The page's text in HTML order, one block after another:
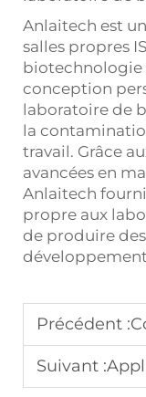
Anlaitech est
salles propres
biotechnologie
conception
laboratoire de
la
travail. Grâce
avancées en
Anlaitech
propre aux
de produire
Précédent :
Suivant :Applications de